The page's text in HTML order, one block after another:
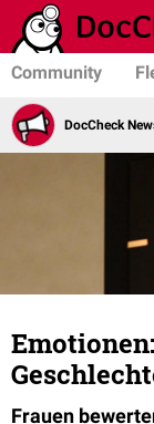
Community
DocCheck
Frauen